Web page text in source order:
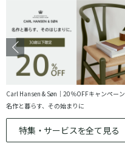
Carl Hansen & Søn｜20％OFFキャンペーン
名作と暮らす、その始まりに
特集・サービスを全て見る